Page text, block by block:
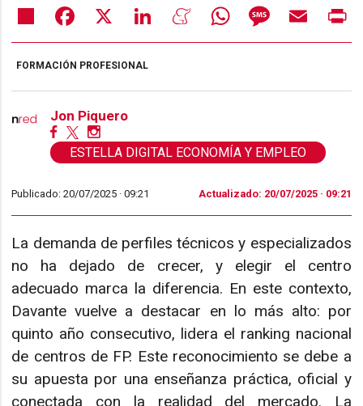
Share Facebook LinkedIn MeneameWhatsAppMessageEmail
FORMACIÓN PROFESIONAL
Jon Piquero
ESTELLA DIGITAL ECONOMÍA Y EMPLEO
Publicado: 20/07/2025 ·09:21 Actualizado: 20/07/2025 · 09:21
La demanda de perfiles técnicos y especializados
no ha dejado de crecer, y elegir el centro
adecuado marca la diferencia. En este contexto,
Davante vuelve a destacar en lo más alto: por
quinto año consecutivo, lidera el ranking nacional
de centros de FP. Este reconocimiento se debe a
su apuesta por una enseñanza práctica, oficial y
conectada con la realidad del mercado. La